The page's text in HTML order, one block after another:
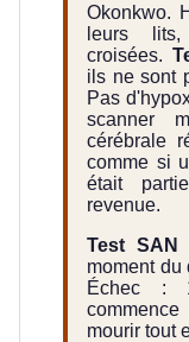
Okonkwo.
leurs
croisées.
ils ne sont
Pas
scanner
cérébrale
comme si
était
revenue.
Test SAN
moment du
Échec :
mourir tout